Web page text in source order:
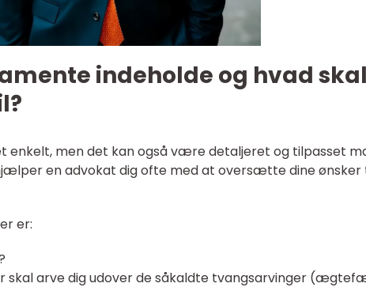
indeholde og hvad skal
men det kan også være detaljeret og tilpasset
en advokat dig ofte med at oversætte dine ønsker
er:
skal arve dig udover de såkaldte tvangsarvinger